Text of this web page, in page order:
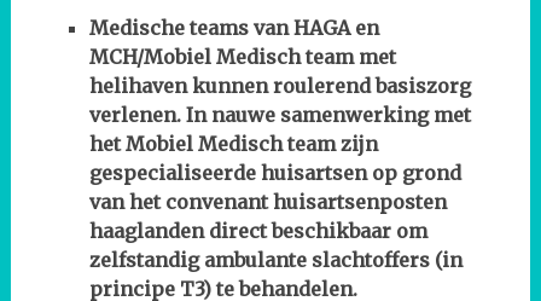
Medische teams van HAGA en
MCH/Mobiel Medisch team met
helihaven kunnen roulerend basiszorg
verlenen. In nauwe samenwerking met
het Mobiel Medisch team zijn
gespecialiseerde huisartsen op grond
van het convenant huisartsenposten
haaglanden direct beschikbaar om
zelfstandig ambulante slachtoffers (in
principe T3) te behandelen.